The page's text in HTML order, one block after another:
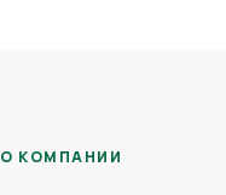
О КОМПАНИИ